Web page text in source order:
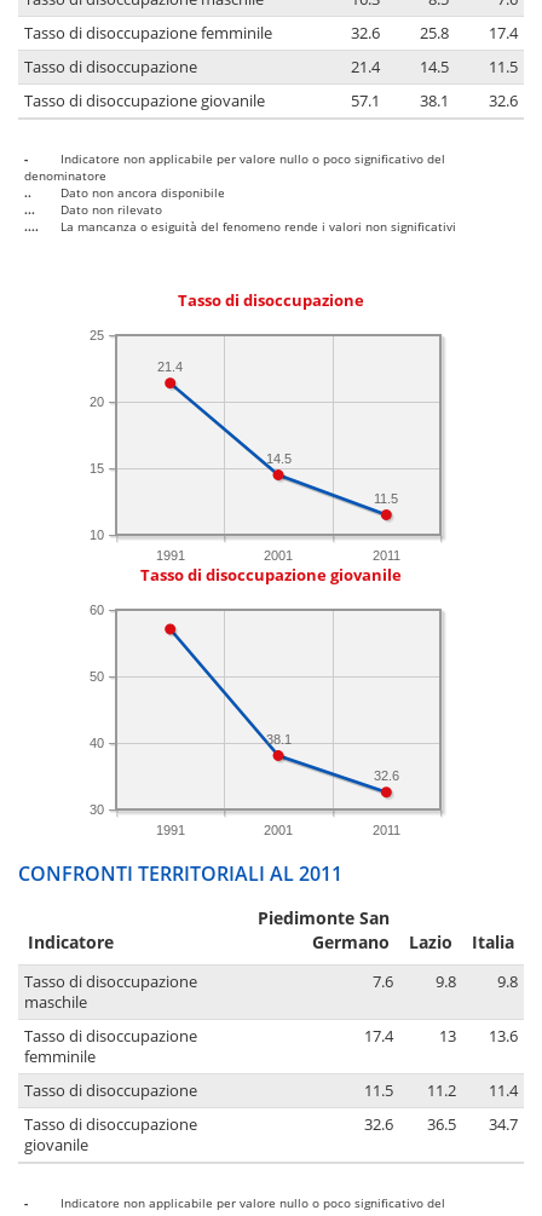
Tasso di disoccupazione femminile
32.6 25.8
17.4
Tasso di disoccupazione
21.4 14.5
11.5
Tasso di disoccupazione giovanile
57.1 38.1 32.6
-
Indicatore non applicabile per valore nullo o poco significativo del
denominatore
..
Dato non ancora disponibile
...
Dato non rilevato
....
La mancanza o esiguità del fenomeno rende i valori non significativi
Tasso di disoccupazione
1991 2001 2011
10
15
20
25
11.5
14.5
21.4
Tasso di disoccupazione giovanile
1991 2001 2011
30
40
50
60
32.6
38.1
CONFRONTI TERRITORIALI AL 2011
Indicatore
Piedimonte San
Germano
Lazio Italia
Tasso di disoccupazione
maschile
7.6 9.8 9.8
Tasso di disoccupazione
femminile
17.4 13 13.6
Tasso di disoccupazione 11.5 11.2
11.4
Tasso di disoccupazione
giovanile
32.6 36.5 34.7
-
Indicatore non applicabile per valore nullo o poco significativo del